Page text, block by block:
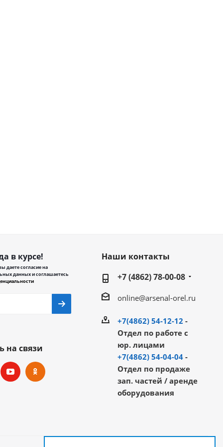
в курсе!
даете согласие на
данных и соглашаетесь
на связи
Наши контакты
+7 (4862) 78-00-08
online@arsenal-orel.ru
+7(4862) 54-12-12 -
Отдел по работе с
юр. лицами
+7(4862) 54-04-04-
Отдел по продаже
зап. частей / аренде
оборудования